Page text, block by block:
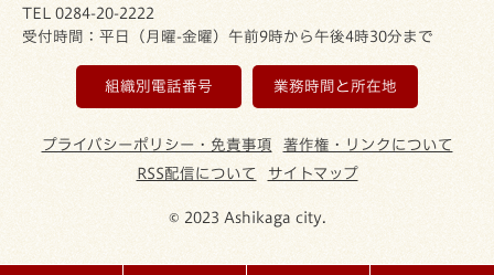
TEL 0284-20-2222
受付時間：平日（月曜-金曜）午前9時から午後4時30分まで
組織別電話番号 業務時間と所在地
プライバシーポリシー・免責事項
著作権・リンクについて
RSS配信について
サイトマップ
© 2023 Ashikaga city.